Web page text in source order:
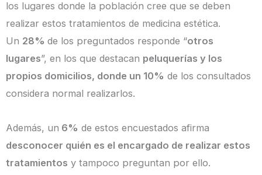
los lugares donde la población cree que se deben
realizar estos tratamientos de medicina estética.
Un 28% de los preguntados responde “otros
lugares”, en los que destacan peluquerías y los
propios domicilios, donde un 10% de los consultados
considera normal realizarlos.
Además, un 6% de estos encuestados afirma
desconocer quién es el encargado de realizar estos
tratamientos y tampoco preguntan por ello.